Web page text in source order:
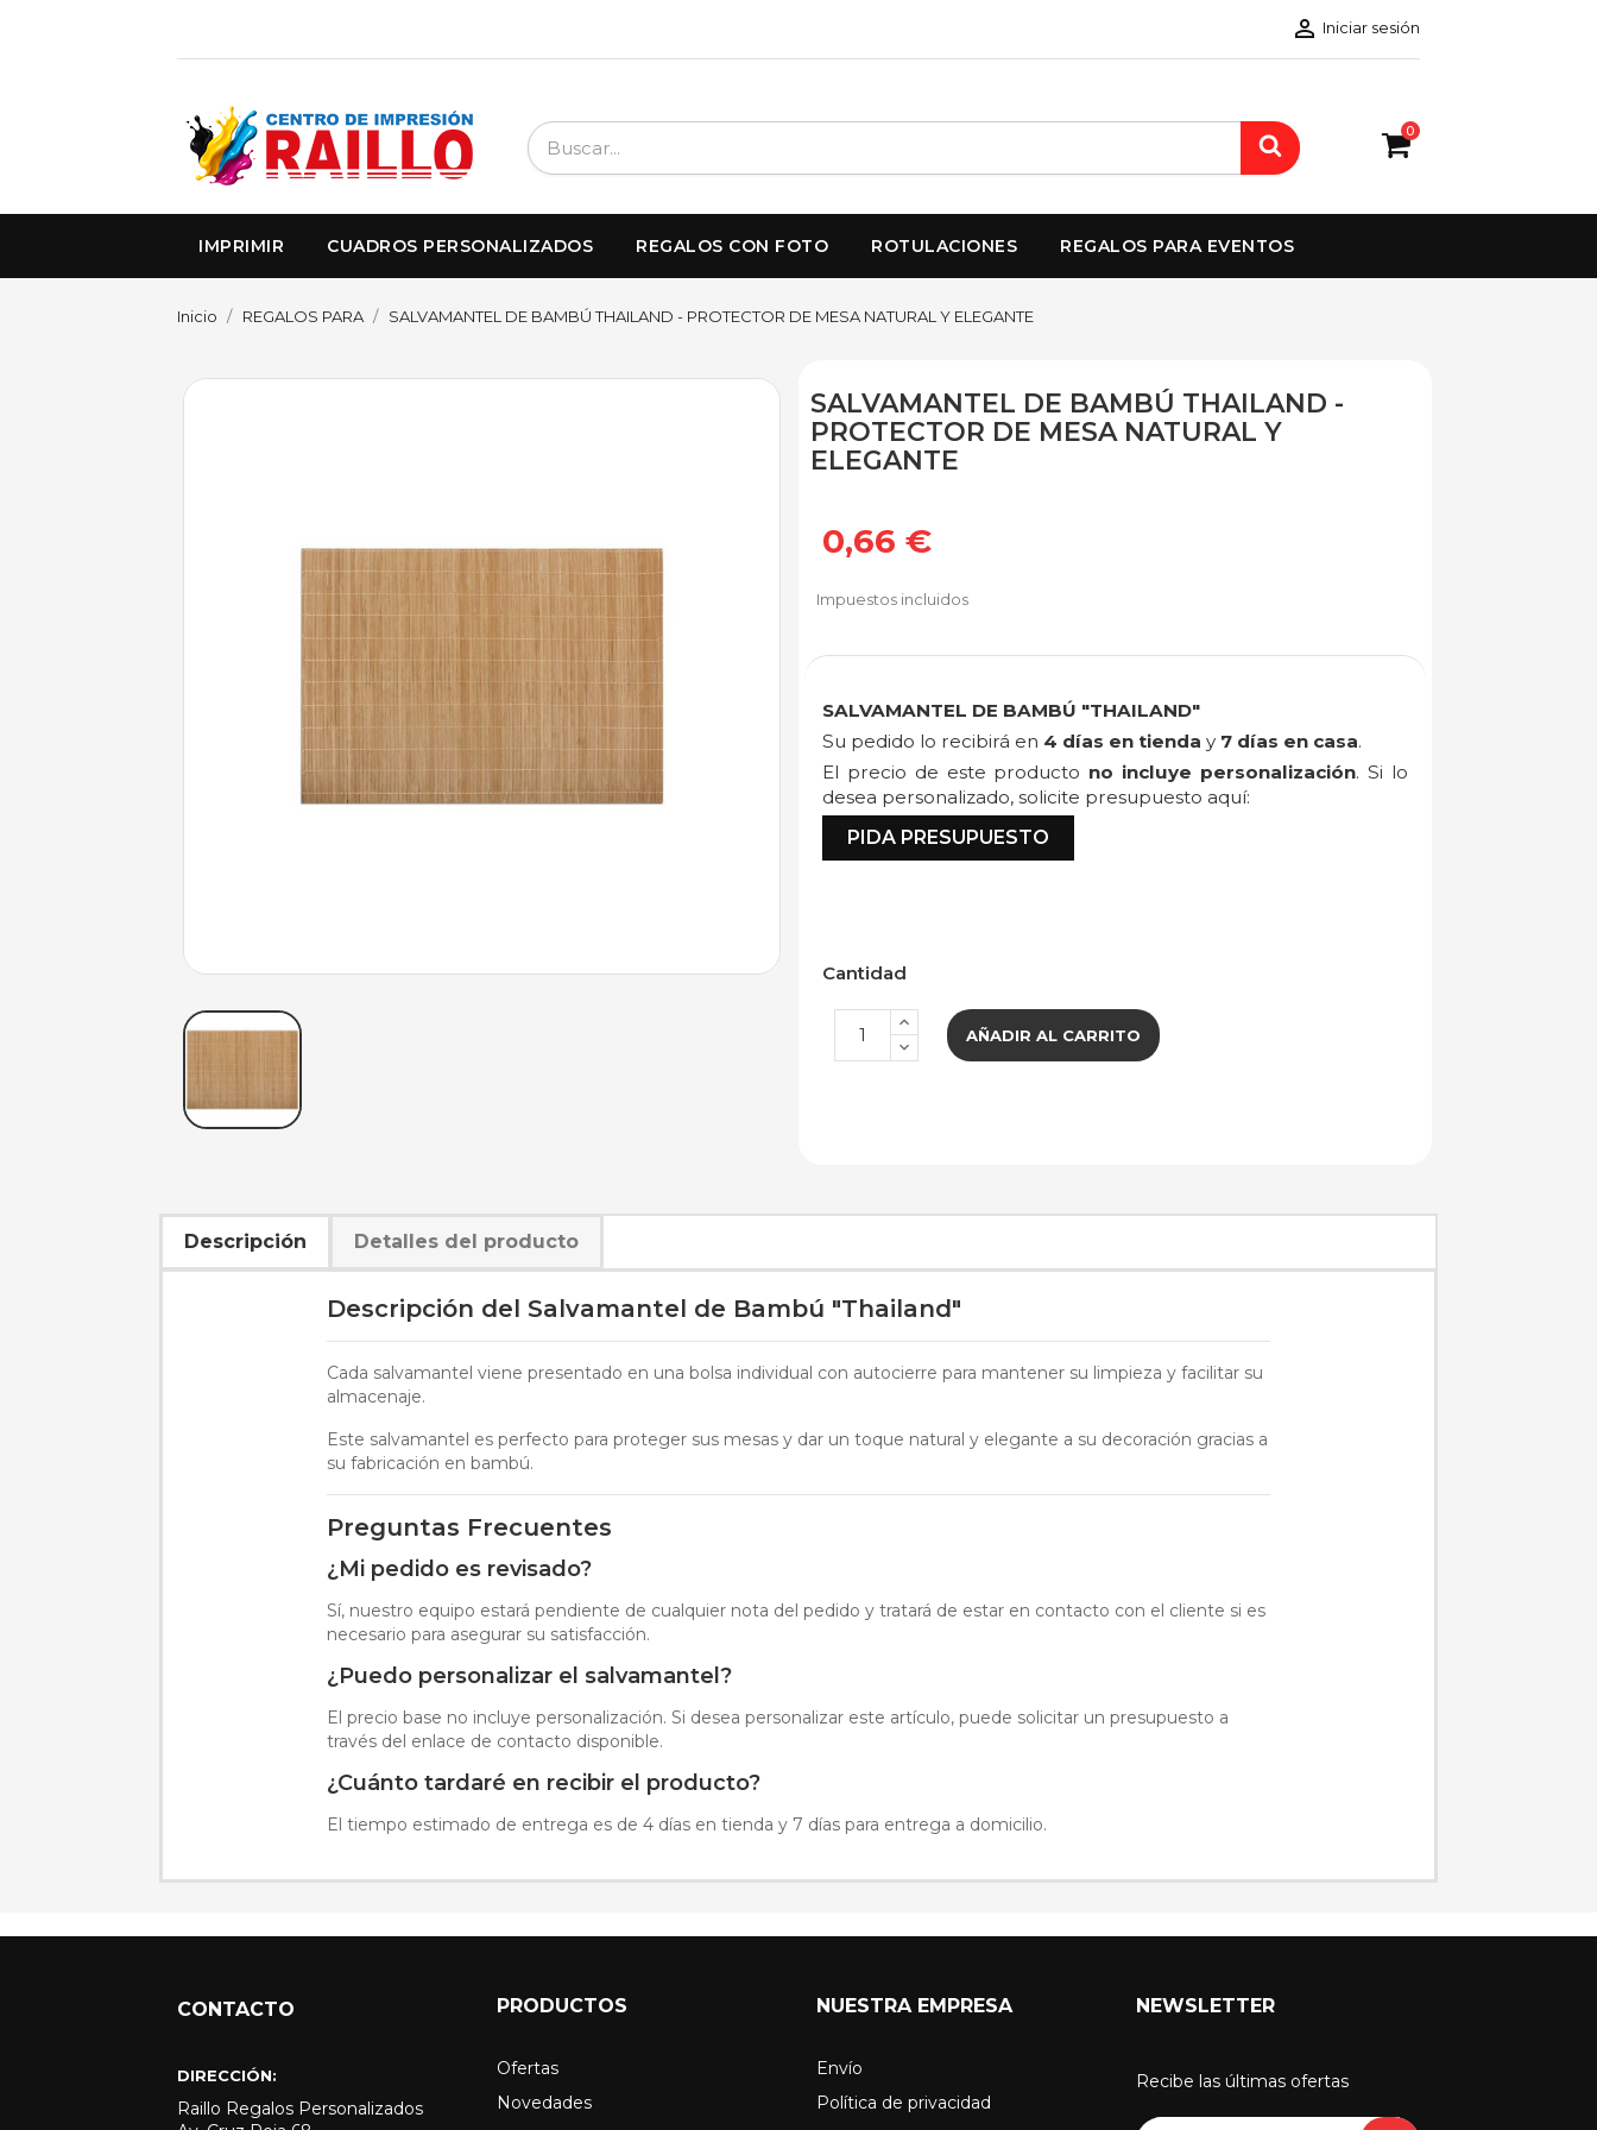
 Iniciar sesión
0
IMPRIMIR CUADROS PERSONALIZADOS REGALOS CON FOTO ROTULACIONES REGALOS PARA EVENTOS
Inicio REGALOS PARA SALVAMANTEL DE BAMBÚ THAILAND - PROTECTOR DE MESA NATURAL Y ELEGANTE
SALVAMANTEL DE BAMBÚ THAILAND -
PROTECTOR DE MESA NATURAL Y
ELEGANTE
0,66 €
Impuestos incluidos
SALVAMANTEL DE BAMBÚ "THAILAND"
Su pedido lo recibirá en 4 días en tienda y 7 días en casa.
El precio de este producto no incluye personalización. Si lo
desea personalizado, solicite presupuesto aquí:
PIDA PRESUPUESTO
Cantidad
AÑADIR AL CARRITO
Descripción Detalles del producto
Descripción del Salvamantel de Bambú "Thailand"
Cada salvamantel viene presentado en una bolsa individual con autocierre para mantener su limpieza y facilitar su
almacenaje.
Este salvamantel es perfecto para proteger sus mesas y dar un toque natural y elegante a su decoración gracias a
su fabricación en bambú.
Preguntas Frecuentes
¿Mi pedido es revisado?
Sí, nuestro equipo estará pendiente de cualquier nota del pedido y tratará de estar en contacto con el cliente si es
necesario para asegurar su satisfacción.
¿Puedo personalizar el salvamantel?
El precio base no incluye personalización. Si desea personalizar este artículo, puede solicitar un presupuesto a
través del enlace de contacto disponible.
¿Cuánto tardaré en recibir el producto?
El tiempo estimado de entrega es de 4 días en tienda y 7 días para entrega a domicilio.
CONTACTO
DIRECCIÓN:
Raillo Regalos Personalizados
PRODUCTOS
Ofertas
Novedades
NUESTRA EMPRESA
Envío
Política de privacidad
NEWSLETTER
Recibe las últimas ofertas